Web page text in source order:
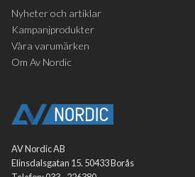
AV Nordic AB
Elinsdalsgatan 15. 50433 Borås
Nyheter och artiklar
Kampanjprodukter
Våra varumärken
Om Av Nordic